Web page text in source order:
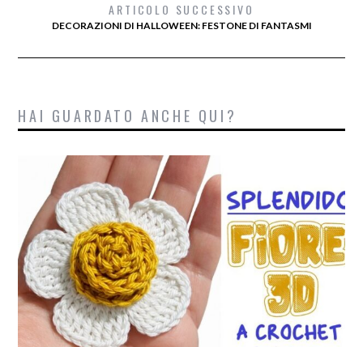
ARTICOLO SUCCESSIVO
DECORAZIONI DI HALLOWEEN: FESTONE DI FANTASMI
HAI GUARDATO ANCHE QUI?